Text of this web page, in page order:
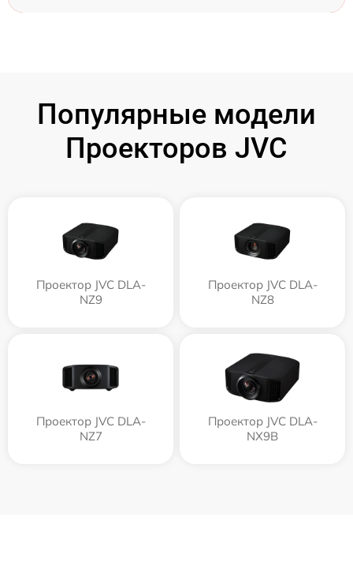
Популярные модели
Проекторов JVC
Проектор JVC DLA-
NZ9
Проектор JVC DLA-
NZ8
Проектор JVC DLA-
NZ7
Проектор JVC DLA-
NX9B